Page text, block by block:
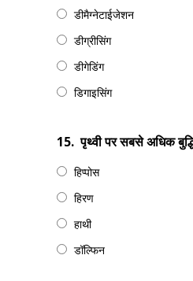
डीमैग्नेटाईजेशन
डीग्रीसिंग
डीगेडिंग
डिगाइसिंग
15. पृथ्वी पर सबसे अधिक
हिप्पोस
हिरण
हाथी
डॉल्फिन